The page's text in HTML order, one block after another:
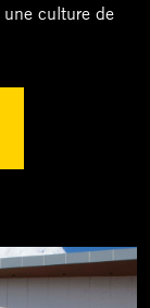
une culture de